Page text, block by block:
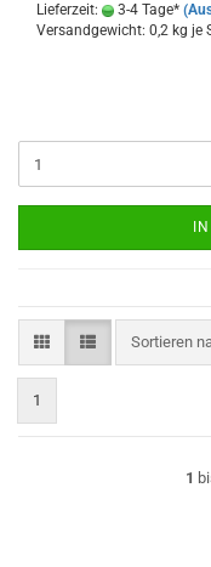
Lieferzeit: 3-4 Tage*
Versandgewicht: 0,2 kg je
Sortieren
Sortieren
1
1